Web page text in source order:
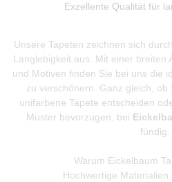
Exzellente Qualität für
Unsere Tapeten zeichnen sich
Langlebigkeit aus. Mit einer breiten
und Motiven finden Sie bei uns die
zu verschönern. Ganz gleich, ob
unifarbene Tapete entscheiden
Muster bevorzugen, bei
fündig.
Warum Eickelbaum
Hochwertige Materialien